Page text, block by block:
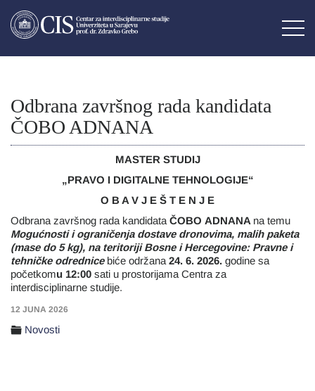
Odbrana završnog rada kandidata
ČOBO ADNANA
MASTER STUDIJ
„PRAVO I DIGITALNE TEHNOLOGIJE“
O B A V J E Š T E N J E
Odbrana završnog rada kandidata ČOBO ADNANA na temu
Mogućnosti i ograničenja dostave dronovima, malih paketa
(mase do 5 kg), na teritoriji Bosne i Hercegovine: Pravne i
tehničke odrednicebiće održana 24. 6. 2026. godine sa
početkomu 12:00 sati u prostorijama Centra za
interdisciplinarne studije.
12 JUNA 2026
Novosti